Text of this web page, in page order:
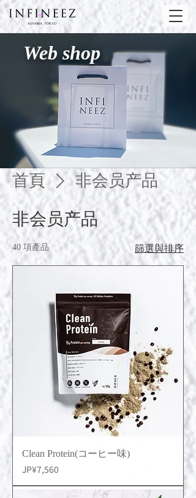
Web shop
首頁 非会员产品
非会员产品
40 項產品 篩選與排序
Clean Protein(コーヒー味)
價格
JP¥7,560